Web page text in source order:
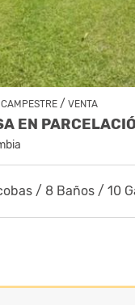
/ VENTA
/ 8 Baños / 10